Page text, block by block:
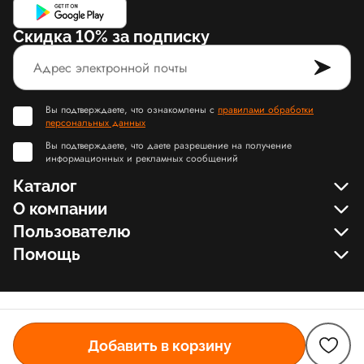
Добавить в корзину
Скидка 10% за подписку
Вы подтверждаете, что ознакомлены с правилами обработки
персональных данных
Вы подтверждаете, что даете разрешение на получение
информационных и рекламных сообщений
Каталог
О компании
Пользователю
Помощь
© Slamdunk.Shop, 2017-2026